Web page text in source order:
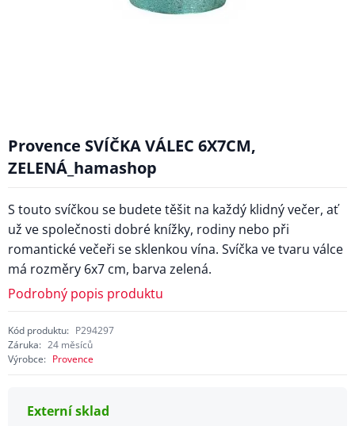
Provence SVÍČKA VÁLEC 6X7CM,
ZELENÁ_hamashop
S touto svíčkou se budete těšit na každý klidný večer, ať
už ve společnosti dobré knížky, rodiny nebo při
romantické večeři se sklenkou vína. Svíčka ve tvaru válce
má rozměry 6x7 cm, barva zelená.
Podrobný popis produktu
Kód produktu: P294297
Záruka: 24 měsíců
Výrobce: Provence
Externí sklad